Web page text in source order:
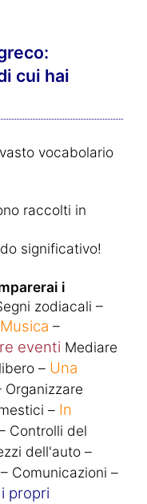
cui hai
vocabolario
raccolti in
significativo!
i
zodiacali –
Musica –
eventi Mediare
– Una
Organizzare
– In
Controlli del
dell'auto –
– Comunicazioni –
propri